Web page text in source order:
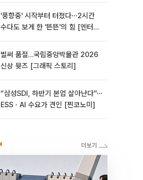
'풍향중' 시작부터 터졌다⋯2시간
수다도 보게 한 '뜬뜬'의 힘 [엔터로
벌써 품절…국립중앙박물관 2026
신상 뮷즈 [그래픽 스토리]
“삼성SDI, 하반기 본업 살아난다”⋯
ESSㆍAI 수요가 견인 [찐코노미]